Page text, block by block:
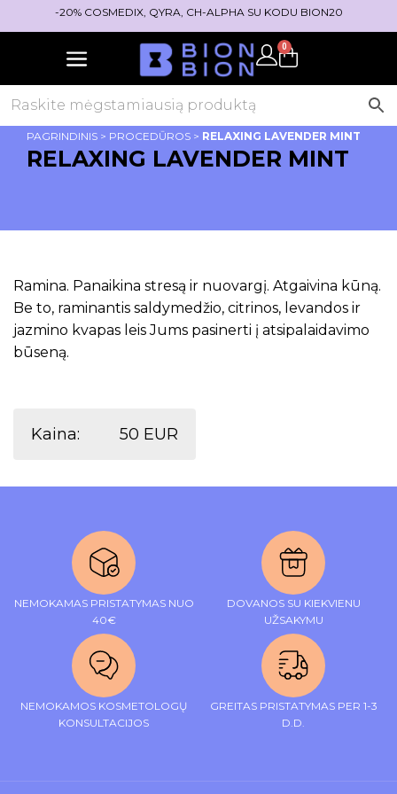
-20% COSMEDIX, QYRA, CH-ALPHA SU KODU BION20
0
PAGRINDINIS > PROCEDŪROS > RELAXING LAVENDER MINT
RELAXING LAVENDER MINT
Ramina. Panaikina stresą ir nuovargį. Atgaivina kūną.
Be to, raminantis saldymedžio, citrinos, levandos ir
jazmino kvapas leis Jums pasinerti į atsipalaidavimo
būseną.
Kaina: 50 EUR
NEMOKAMAS PRISTATYMAS NUO
40€
DOVANOS SU KIEKVIENU
UŽSAKYMU
NEMOKAMOS KOSMETOLOGŲ
KONSULTACIJOS
GREITAS PRISTATYMAS PER 1-3
D.D.